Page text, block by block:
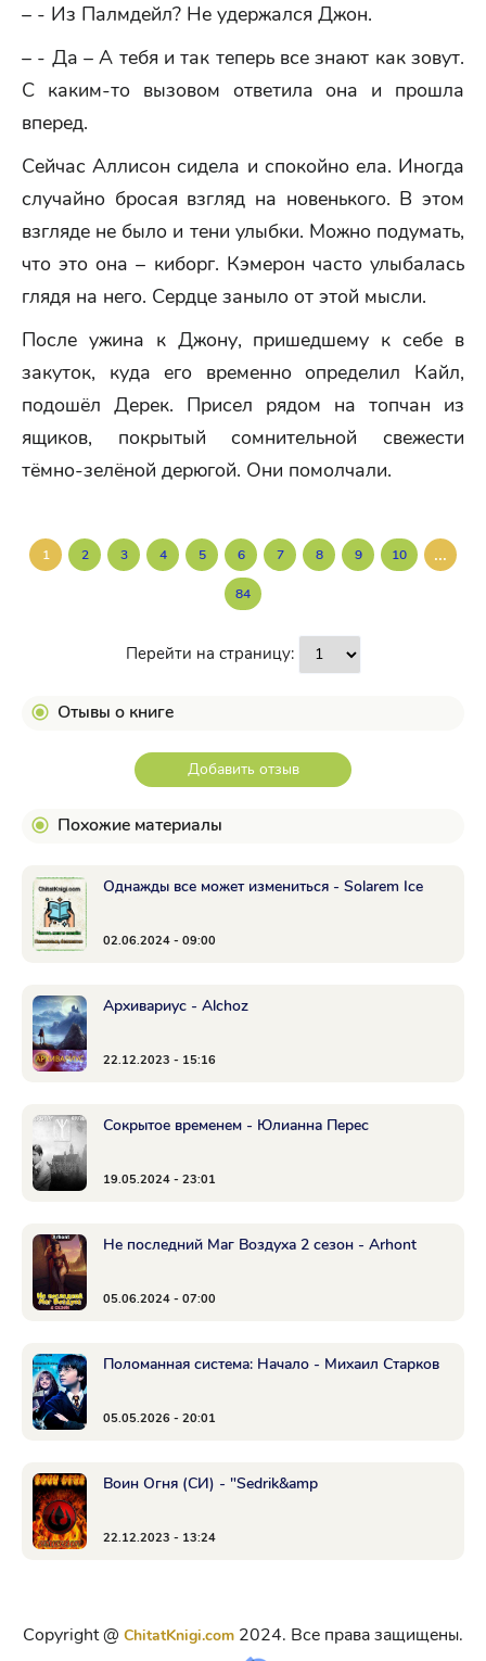
– - Из Палмдейл? Не удержался Джон.
– - Да – А тебя и так теперь все знают как зовут.
С каким-то вызовом ответила она и прошла
вперед.
Сейчас Аллисон сидела и спокойно ела. Иногда
случайно бросая взгляд на новенького. В этом
взгляде не было и тени улыбки. Можно подумать,
что это она – киборг. Кэмерон часто улыбалась
глядя на него. Сердце заныло от этой мысли.
После ужина к Джону, пришедшему к себе в
закуток, куда его временно определил Кайл,
подошёл Дерек. Присел рядом на топчан из
ящиков, покрытый сомнительной свежести
тёмно-зелёной дерюгой. Они помолчали.
1 2 3 4 5 6 7 8 9 10 ...
84
Перейти на страницу:
Отывы о книге
Добавить отзыв
Похожие материалы
Однажды все может измениться - Solarem Ice
02.06.2024 - 09:00
Архивариус - Alchoz
22.12.2023 - 15:16
Сокрытое временем - Юлианна Перес
19.05.2024 - 23:01
Не последний Маг Воздуха 2 сезон - Arhont
05.06.2024 - 07:00
Поломанная система: Начало - Михаил Старков
05.05.2026 - 20:01
Воин Огня (СИ) - "Sedrik&amp
22.12.2023 - 13:24
Copyright @ ChitatKnigi.com 2024. Все права защищены.